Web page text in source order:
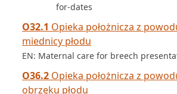
for-dates
O32.1 Opieka położnicza z
miednicy płodu
EN: Maternal care for breech
O36.2 Opieka położnicza z
obrzęku płodu